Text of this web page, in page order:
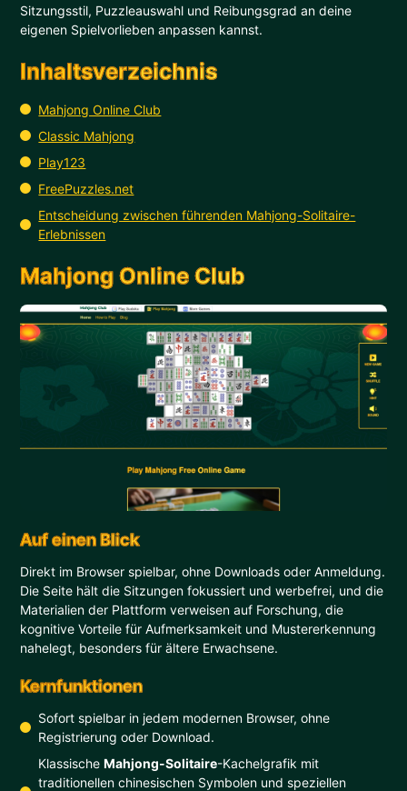
Sitzungsstil, Puzzleauswahl und Reibungsgrad an deine
eigenen Spielvorlieben anpassen kannst.
Inhaltsverzeichnis
Mahjong Online Club
Classic Mahjong
Play123
FreePuzzles.net
Entscheidung zwischen führenden Mahjong-Solitaire-
Erlebnissen
Mahjong Online Club
Auf einen Blick
Direkt im Browser spielbar, ohne Downloads oder Anmeldung.
Die Seite hält die Sitzungen fokussiert und werbefrei, und die
Materialien der Plattform verweisen auf Forschung, die
kognitive Vorteile für Aufmerksamkeit und Mustererkennung
nahelegt, besonders für ältere Erwachsene.
Kernfunktionen
Sofort spielbar in jedem modernen Browser, ohne
Registrierung oder Download.
KlassischeMahjong-Solitaire-Kachelgrafik mit
traditionellen chinesischen Symbolen und speziellen